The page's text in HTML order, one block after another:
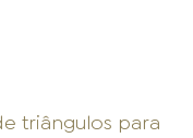
triângulos para